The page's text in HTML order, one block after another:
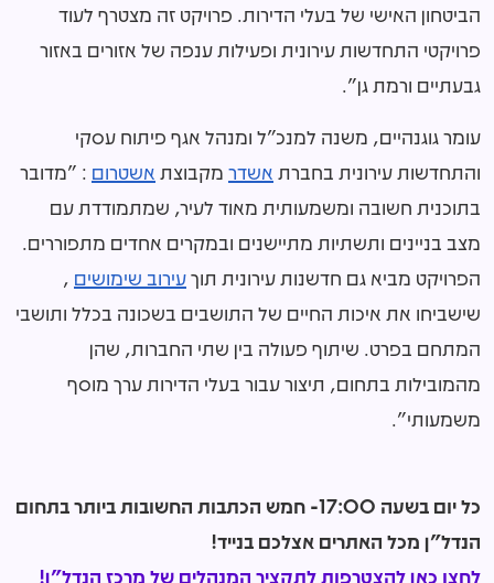
הביטחון האישי של בעלי הדירות. פרויקט זה מצטרף לעוד
פרויקטי התחדשות עירונית ופעילות ענפה של אזורים באזור
גבעתיים ורמת גן".
עומר גוגנהיים, משנה למנכ"ל ומנהל אגף פיתוח עסקי
והתחדשות עירונית בחברת אשדר מקבוצת אשטרום : "מדובר
בתוכנית חשובה ומשמעותית מאוד לעיר, שמתמודדת עם
מצב בניינים ותשתיות מתיישנים ובמקרים אחדים מתפוררים.
הפרויקט מביא גם חדשנות עירונית תוךעירוב שימושים ,
שישביחו את איכות החיים של התושבים בשכונה בכלל ותושבי
המתחם בפרט. שיתוף פעולה בין שתי החברות, שהן
מהמובילות בתחום, תיצור עבור בעלי הדירות ערך מוסף
משמעותי".
כל יום בשעה 17:00- חמש הכתבות החשובות ביותר בתחום
הנדל"ן מכל האתרים אצלכם בנייד!
לחצו כאן להצטרפות לתקציר המנהלים של מרכז הנדל"ן!